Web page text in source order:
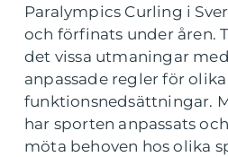
Paralympics Curling i
och förfinats under åren.
det vissa utmaningar
anpassade regler för olika
funktionsnedsättningar.
har sporten anpassats
möta behoven hos olika